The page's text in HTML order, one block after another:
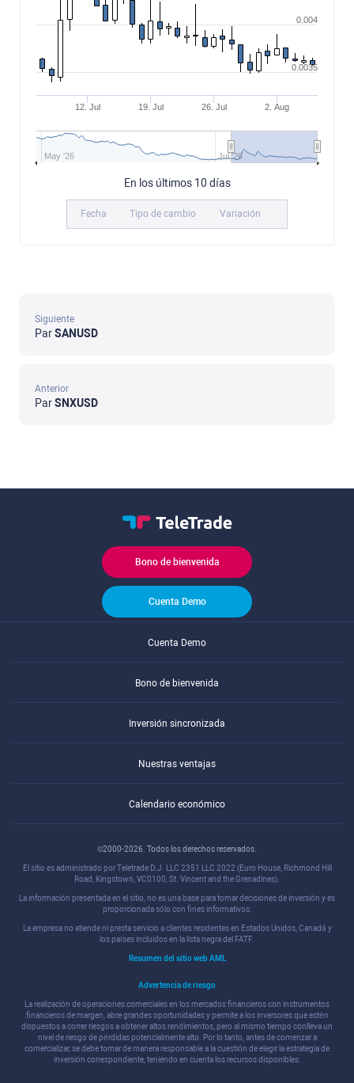
12. Jul 19. Jul 26. Jul 2. Aug
May '26 Jul '26
0.0035
0.004
En los últimos 10 días
Fecha Tipo de cambio Variación
Siguiente
ParSANUSD
Anterior
ParSNXUSD
Bono de bienvenida
Cuenta Demo
Cuenta Demo
Bono de bienvenida
Inversión sincronizada
Nuestras ventajas
Calendario económico
©2000-2026. Todos los derechos reservados.
El sitio es administrado por Teletrade D.J. LLC 2351 LLC 2022 (Euro House, Richmond Hill
Road, Kingstown, VC0100, St. Vincent and the Grenadines).
La información presentada en el sitio, no es una base para tomar decisiones de inversión y es
proporcionada sólo con fines informativos.
La empresa no atiende ni presta servicio a clientes residentes en Estados Unidos, Canadá y
los países incluidos en la lista negra del FATF.
Resumen del sitio web AML
Advertencia de riesgo
La realización de operaciones comerciales en los mercados financieros con instrumentos
financieros de margen, abre grandes oportunidades y permite a los inversores que estén
dispuestos a correr riesgos a obtener altos rendimientos, pero al mismo tiempo conlleva un
nivel de riesgo de pérdidas potencialmente alto. Por lo tanto, antes de comenzar a
comercializar, se debe tomar de manera responsable a la cuestión de elegir la estrategia de
inversión correspondiente, teniendo en cuenta los recursos disponibles.